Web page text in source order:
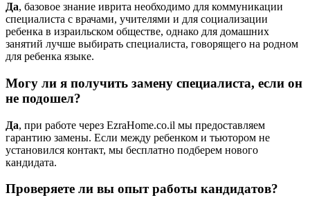
Да, базовое знание иврита необходимо для коммуникации
специалиста с врачами, учителями и для социализации
ребенка в израильском обществе, однако для домашних
занятий лучше выбирать специалиста, говорящего на родном
для ребенка языке.
Могу ли я получить замену специалиста, если он
не подошел?
Да, при работе через EzraHome.co.il мы предоставляем
гарантию замены. Если между ребенком и тьютором не
установился контакт, мы бесплатно подберем нового
кандидата.
Проверяете ли вы опыт работы кандидатов?